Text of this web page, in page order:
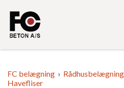
FC belægning Rådhusbelægning
Havefliser